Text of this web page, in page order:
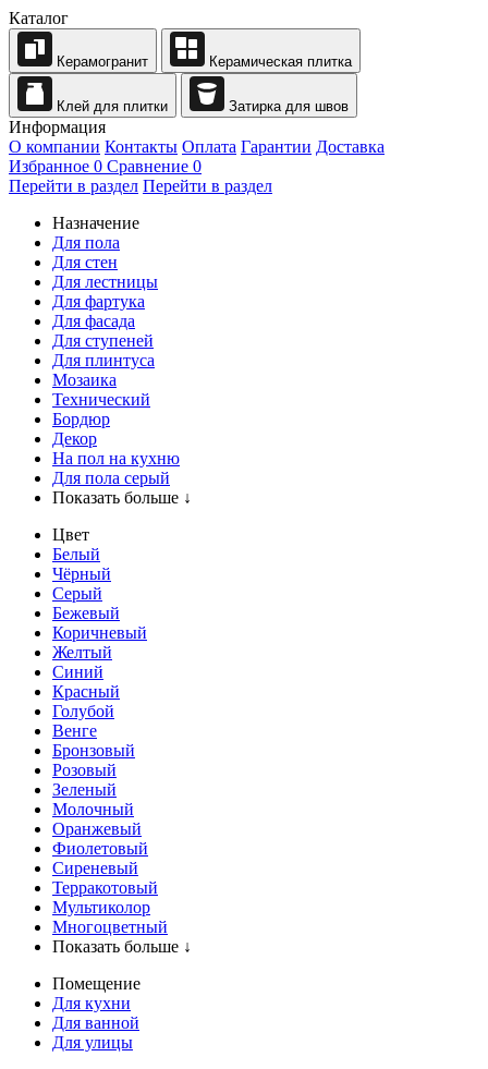
Каталог
Керамогранит Керамическая плитка
Клей для плитки Затирка для швов
Информация
О компании Контакты Оплата Гарантии Доставка
Избранное 0 Сравнение 0
Перейти в раздел Перейти в раздел
Назначение
Для пола
Для стен
Для лестницы
Для фартука
Для фасада
Для ступеней
Для плинтуса
Мозаика
Технический
Бордюр
Декор
На пол на кухню
Для пола серый
Показать больше ↓
Цвет
Белый
Чёрный
Серый
Бежевый
Коричневый
Желтый
Синий
Красный
Голубой
Венге
Бронзовый
Розовый
Зеленый
Молочный
Оранжевый
Фиолетовый
Сиреневый
Терракотовый
Мультиколор
Многоцветный
Показать больше ↓
Помещение
Для кухни
Для ванной
Для улицы